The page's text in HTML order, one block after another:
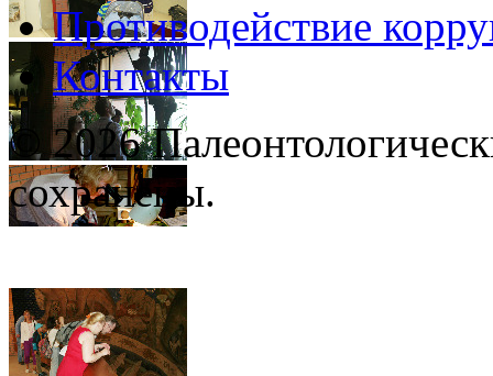
Противодействие
Контакты
© 2026
сохранены.